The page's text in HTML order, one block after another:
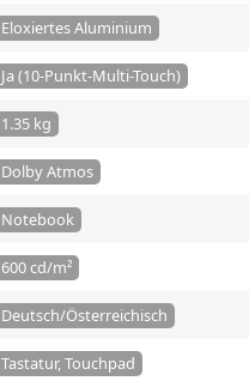
Eloxiertes Aluminium
Ja (10-Punkt-Multi-Touch)
1.35 kg
Dolby Atmos
Notebook
600 cd/m²
Deutsch/Österreichisch
Tastatur, Touchpad